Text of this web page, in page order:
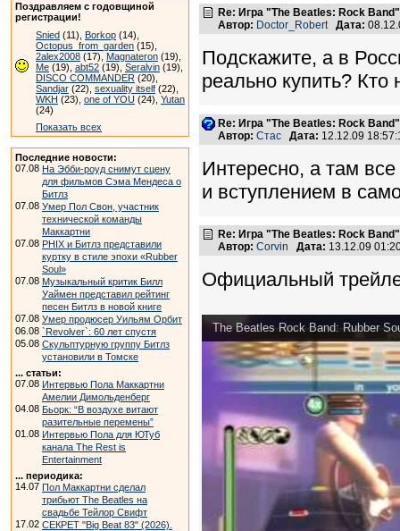
Поздравляем с годовщиной
регистрации!
Snied (11), Borkop (14),
Octopus_from_garden (15),
2alex2008 (17), Magnateron (19),
Me (19), abt52 (19), Seralvin (19),
DISCO COMMANDER (20),
Sandjar (22), sexuality itself (22),
WKH (23), one of YOU (24), Yutan
(24)
Показать всех
Последние новости:
07.08 На Эбби-роуд снимут сцену
для фильмов Сэма Мендеса о
Битлз
07.08 Умер Пол Свон, участник
технической команды
Маккартни
07.08 PHIX и Битлз представили
куртку в стиле эпохи «Rubber
Soul»
07.08 Музыкальный критик Билл
Уаймен представил рейтинг
песен Битлз в новой книге
07.08 Умер продюсер Уильям Орбит
06.08 `Revolver`: 60 лет спустя
05.08 Скульптурную группу Битлз
установили в Томске
... статьи:
07.08 Интервью Пола Маккартни
Амелии Димольденберг
04.08 Бьорк: “В воздухе витают
разительные перемены”
01.08 Интервью Пола для ЮТуб
канала The Rest is
Entertainment
... периодика:
14.07 Пол Маккартни сделал
трибьют The Beatles на
свадьбе Тейлор Свифт
17.02 СЕКРЕТ "Big Beat 83" (2026).
Re: Игра "The Beatles: Rock Band"
Автор: Doctor_Robert Дата:
Подскажите, а в
реально купить?
Re: Игра "The Beatles: Rock Band"
Автор: Стас Дата: 12.12.09
Интересно, а там
и вступлением в
Re: Игра "The Beatles: Rock Band"
Автор: Corvin Дата: 13.12.09
Официальный
The Beatles Rock Band: Rubber